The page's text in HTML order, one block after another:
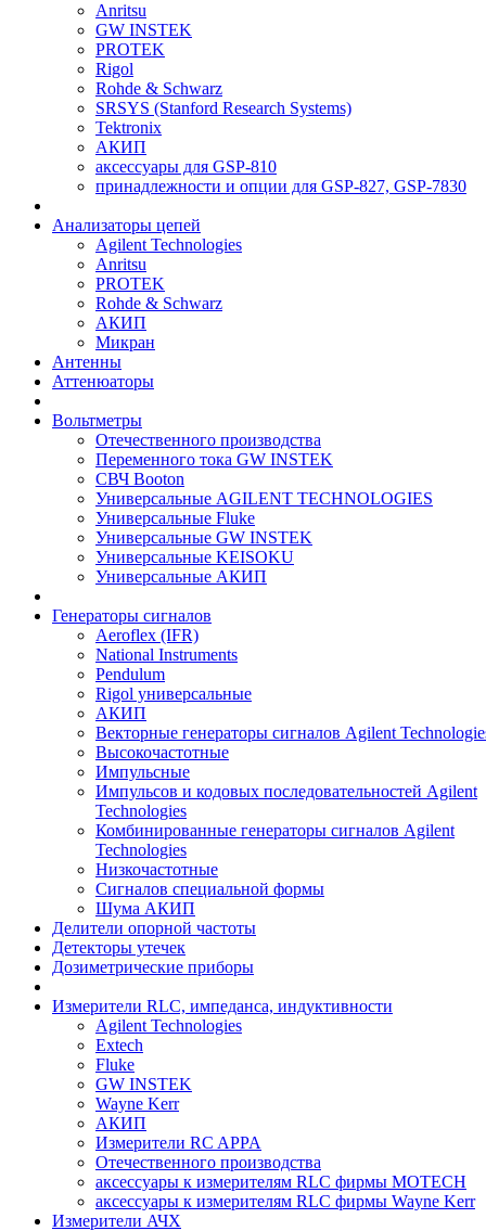
Anritsu
GW INSTEK
PROTEK
Rigol
Rohde & Schwarz
SRSYS (Stanford Research Systems)
Tektronix
АКИП
аксессуары для GSP-810
принадлежности и опции для GSP-827, GSP-7830
Анализаторы цепей
Agilent Technologies
Anritsu
PROTEK
Rohde & Schwarz
АКИП
Микран
Антенны
Аттенюаторы
Вольтметры
Отечественного производства
Переменного тока GW INSTEK
СВЧ Booton
Универсальные AGILENT TECHNOLOGIES
Универсальные Fluke
Универсальные GW INSTEK
Универсальные KEISOKU
Универсальные АКИП
Генераторы сигналов
Aeroflex (IFR)
National Instruments
Pendulum
Rigol универсальные
АКИП
Векторные генераторы сигналов Agilent
Высокочастотные
Импульсные
Импульсов и кодовых последовательностей Agilent
Technologies
Комбинированные генераторы сигналов Agilent
Technologies
Низкочастотные
Сигналов специальной формы
Шума АКИП
Делители опорной частоты
Детекторы утечек
Дозиметрические приборы
Измерители RLC, импеданса, индуктивности
Agilent Technologies
Extech
Fluke
GW INSTEK
Wayne Kerr
АКИП
Измерители RC APPA
Отечественного производства
аксессуары к измерителям RLC фирмы MOTECH
аксессуары к измерителям RLC фирмы Wayne Kerr
Измерители АЧХ